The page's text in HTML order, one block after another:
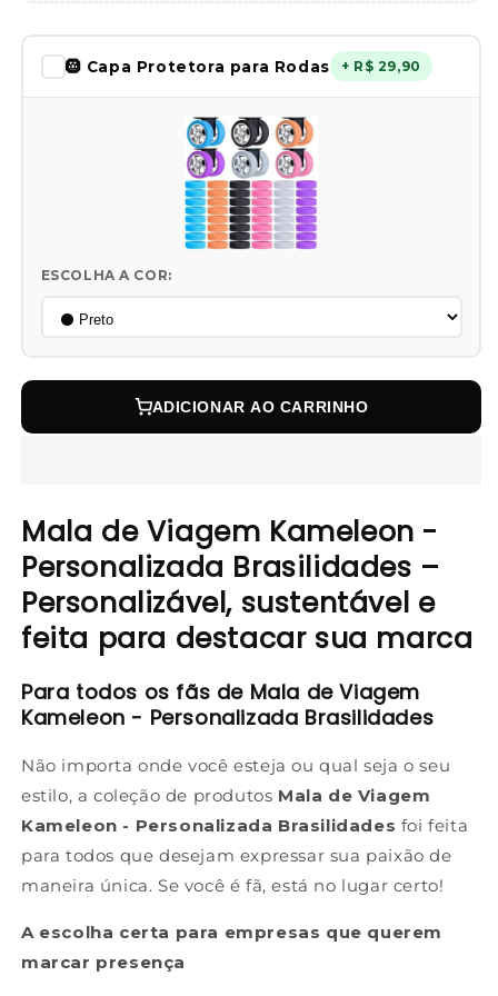
🛞 Capa Protetora para Rodas + R$ 29,90
ESCOLHA A COR:
ADICIONAR AO CARRINHO
Mala de Viagem Kameleon -
Personalizada Brasilidades –
Personalizável, sustentável e
feita para destacar sua marca
Para todos os fãs de Mala de Viagem
Kameleon - Personalizada Brasilidades
Não importa onde você esteja ou qual seja o seu
estilo, a coleção de produtos Mala de Viagem
Kameleon - Personalizada Brasilidades foi feita
para todos que desejam expressar sua paixão de
maneira única. Se você é fã, está no lugar certo!
A escolha certa para empresas que querem
marcar presença